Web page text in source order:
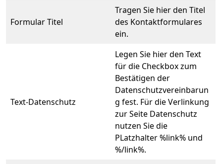
Formular Titel
Tragen Sie hier den Titel
des Kontaktformulares
ein.
Text-Datenschutz
Legen Sie hier den Text
für die Checkbox zum
Bestätigen der
Datenschutzvereinbarun
g fest. Für die Verlinkung
zur Seite Datenschutz
nutzen Sie die
PLatzhalter %link% und
%/link%.